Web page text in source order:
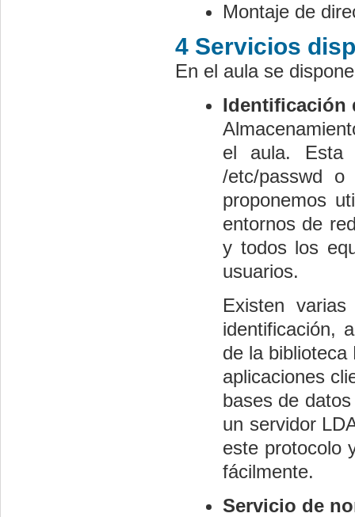
Montaje de
4 Servicios
En el aula se
Identificación
el aula. Esta
/etc/passwd
proponemos
entornos de
y todos los
usuarios.
Existen
identificación,
de la biblioteca
aplicaciones
bases de
un servidor
este protocolo
fácilmente.
Servicio de